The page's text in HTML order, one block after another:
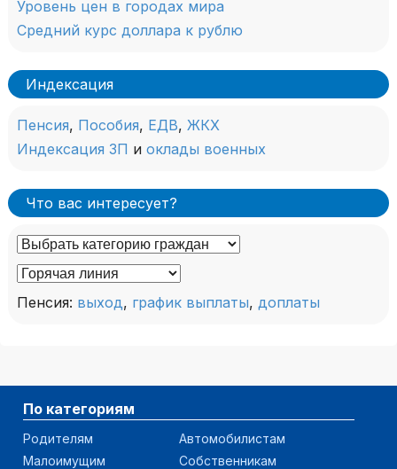
Уровень цен в городах мира
Средний курс доллара к рублю
Индексация
Пенсия, Пособия, ЕДВ, ЖКХ
Индексация ЗП и оклады военных
Что вас интересует?
Пенсия: выход, график выплаты, доплаты
По категориям
Родителям
Малоимущим
Автомобилистам
Собственникам